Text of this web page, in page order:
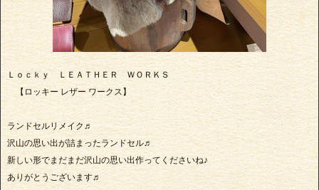
Ｌｏｃｋｙ ＬＥＡＴＨＥＲ ＷＯＲＫＳ
【ロッキー レザー ワークス】
ランドセルリメイク♬
沢山の思い出が詰まったランドセル♬
新しい形でまだまだ沢山の思い出作ってくださいね♪
ありがとうございます♬